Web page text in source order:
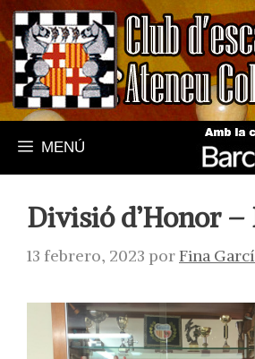
Saltar
al
contenido
MENÚ
Divisió d’Honor –
13 febrero, 2023 porFina